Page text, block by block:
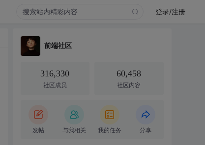
登录/注册
前端社区
316,330
社区成员
60,458
社区内容
发帖 与我相关 我的任务 分享